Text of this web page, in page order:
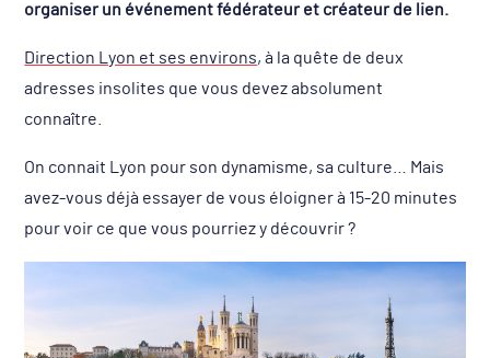
organiser un événement fédérateur et créateur de lien.
Direction Lyon et ses environs, à la quête de deux
adresses insolites que vous devez absolument
connaître.
On connait Lyon pour son dynamisme, sa culture… Mais
avez-vous déjà essayer de vous éloigner à 15-20 minutes
pour voir ce que vous pourriez y découvrir ?